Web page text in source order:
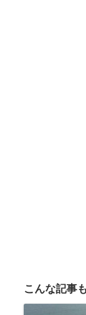
こんな記事